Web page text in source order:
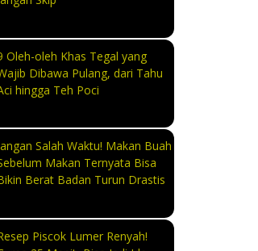
Oleh-oleh Khas Tegal yang
Dibawa Pulang, dari Tahu
hingga Teh Poci
Salah Waktu! Makan Buah
Makan Ternyata Bisa
Berat Badan Turun Drastis
Piscok Lumer Renyah!